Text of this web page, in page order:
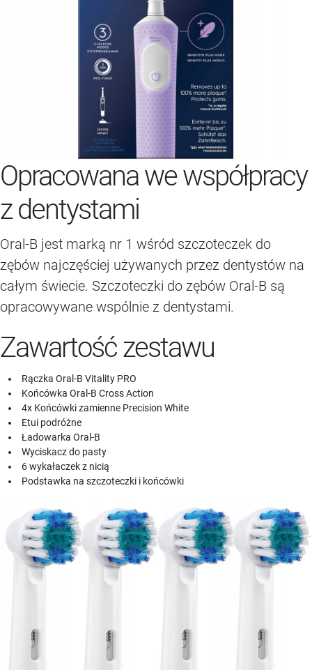
Opracowana we współpracy
z dentystami
Oral-B jest marką nr 1 wśród szczoteczek do
zębów najczęściej używanych przez dentystów na
całym świecie. Szczoteczki do zębów Oral-B są
opracowywane wspólnie z dentystami.
Zawartość zestawu
Rączka Oral-B Vitality PRO
Końcówka Oral-B Cross Action
4x Końcówki zamienne Precision White
Etui podróżne
Ładowarka Oral-B
Wyciskacz do pasty
6 wykałaczek z nicią
Podstawka na szczoteczki i końcówki